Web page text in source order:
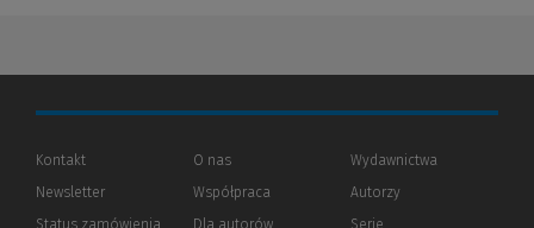
Kontakt
Newsletter
O nas
Współpraca
Wydawnictwa
Autorzy